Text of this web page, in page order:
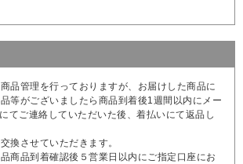
品管理を行っておりますが、お届けした商品に
等がございましたら商品到着後1週間以内にメー
てご連絡していただいた後、着払いにて返品し
換させていただきます。
商品到着確認後５営業日以内にご指定口座にお